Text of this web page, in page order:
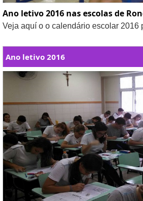
Ano letivo 2016 nas escolas de
Veja aquí o o calendário escolar 2016
Ano letivo 2016